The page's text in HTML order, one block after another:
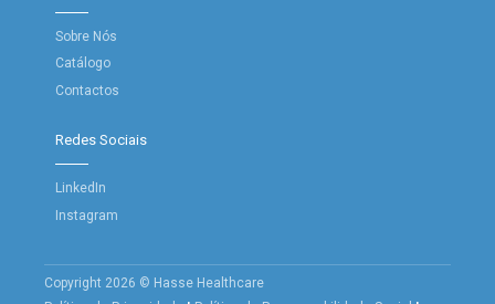
Sobre Nós
Catálogo
Contactos
Redes Sociais
LinkedIn
Instagram
Copyright 2026 © Hasse Healthcare